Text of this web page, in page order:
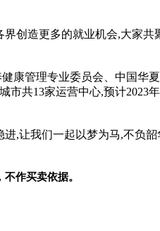
创造更多的就业机会,大家共
康管理专业委员会、中国
市共13家运营中心,预计2023
,让我们一起以梦为马,不负
作买卖依据。